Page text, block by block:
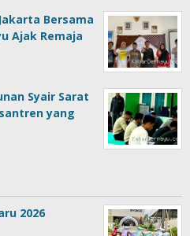
Bersama
Ajak Remaja
Syair Sarat
yang
2026